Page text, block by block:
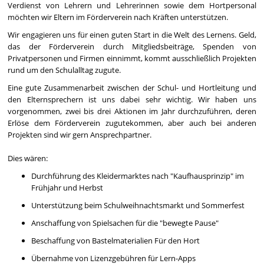
Verdienst von Lehrern und Lehrerinnen sowie dem Hortpersonal
möchten wir Eltern im Förderverein nach Kräften unterstützen.
Wir engagieren uns für einen guten Start in die Welt des Lernens. Geld,
das der Förderverein durch Mitgliedsbeiträge, Spenden von
Privatpersonen und Firmen einnimmt, kommt ausschließlich Projekten
rund um den Schulalltag zugute.
Eine gute Zusammenarbeit zwischen der Schul- und Hortleitung und
den Elternsprechern ist uns dabei sehr wichtig. Wir haben uns
vorgenommen, zwei bis drei Aktionen im Jahr durchzuführen, deren
Erlöse dem Förderverein zugutekommen, aber auch bei anderen
Projekten sind wir gern Ansprechpartner.
Dies wären:
Durchführung des Kleidermarktes nach "Kaufhausprinzip" im
Frühjahr und Herbst
Unterstützung beim Schulweihnachtsmarkt und Sommerfest
Anschaffung von Spielsachen für die "bewegte Pause"
Beschaffung von Bastelmaterialien Für den Hort
Übernahme von Lizenzgebühren für Lern-Apps